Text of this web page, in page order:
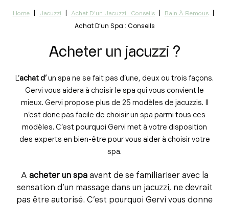
Home | Jacuzzi | Achat D’un Jacuzzi : Conseils | Bain À Remous
|
Achat D’un Spa : Conseils
Acheter un jacuzzi ?
L’achat d’un spa ne se fait pas d’une, deux ou trois façons.
Gervi vous aidera à choisir le spa qui vous convient le
mieux. Gervi propose plus de 25 modèles de jacuzzis. Il
n’est donc pas facile de choisir un spa parmi tous ces
modèles. C’est pourquoi Gervi met à votre disposition
des experts en bien-être pour vous aider à choisir votre
spa.
A acheter un spaavant de se familiariser avec la
sensation d’un massage dans un jacuzzi, ne devrait
pas être autorisé. C’est pourquoi Gervi vous donne